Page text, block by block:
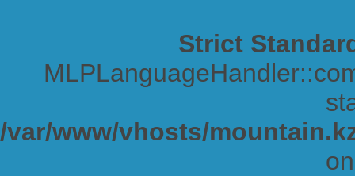
Strict
/var/www/vhosts/